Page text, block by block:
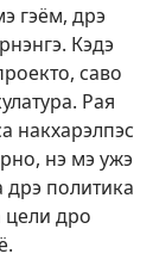
гэём, дрэ
Кэдэ
саво
Рая
накхарэлпэс
нэ мэ ужэ
политика
дро